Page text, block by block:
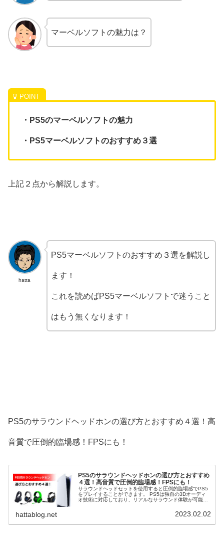
マーベルソフトの魅力は？
・PS5のマーベルソフトの魅力
・PS5マーベルソフトのおすすめ３選
上記２点から解説します。
hatta
PS5マーベルソフトのおすすめ３選を解説し
ます！
これを読めばPS5マーベルソフトで迷うこと
はもう無くなります！
PS5のサラウンドヘッドホンの選び方とおすすめ４選！高
音質で圧倒的臨場感！FPSにも！
PS5のサラウンドヘッドホンの選び方とおすすめ
４選！高音質で圧倒的臨場感！FPSにも！
サラウンドヘッドセットを使用すると圧倒的臨場感でPS5
をプレイすることができます。 PS5は独自の3Dオーディ
オ技術に対応しており、リアルなサラウンド体験が可能で
進めることが出来ます。 そこで、PS5のサラウンドヘッド
セットの選び方とおすすめ４選を解説します。
hattablog.net 2023.02.02